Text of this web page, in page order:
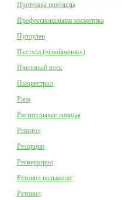
Протеины пшеницы
Профессиональная косметика
Пуллулан
Пустула («гнойничок»)
Пчелиный воск
Пьюрестрол
Рапа
Растительные липиды
Ревитол
Резорцин
Ресвератрол
Ретинил пальмитат
Ретинол